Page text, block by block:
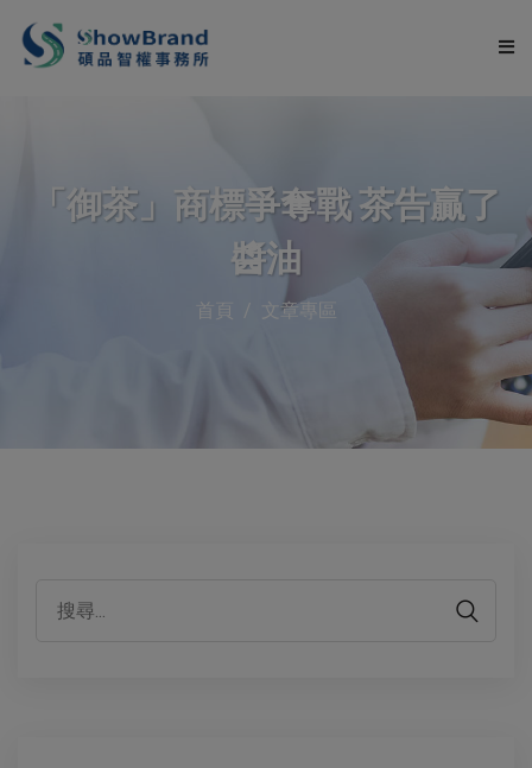
服務項目
「御茶」商標爭奪戰 茶告贏了
醬油
首頁 文章專區